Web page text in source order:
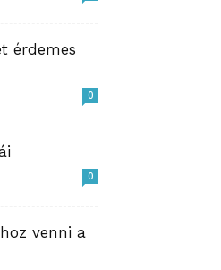
érdemes
0
0
venni a